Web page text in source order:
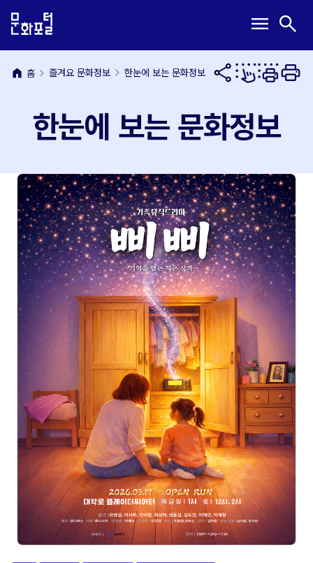
문
내
용
메
뉴
바
메
열
기
menu 검
열
기
search
home 홈 즐겨요 문화정보 한눈에 보는 문화정보
한눈에 보는 문화정보